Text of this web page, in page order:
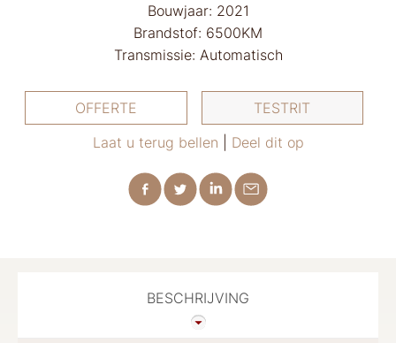
Bouwjaar: 2021
Brandstof: 6500KM
Transmissie: Automatisch
OFFERTE
TESTRIT
Laat u terug bellen
Deel dit op
BESCHRIJVING